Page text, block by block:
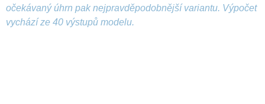
očekávaný úhrn pak nejpravděpodobnější variantu. Výpočet
vychází ze 40 výstupů modelu.